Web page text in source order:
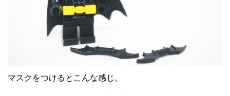
マスクをつけるとこんな感じ。